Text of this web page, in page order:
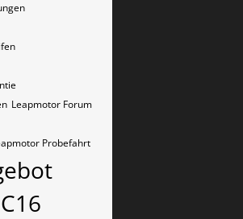
Leapmotor Forum
Probefahrt